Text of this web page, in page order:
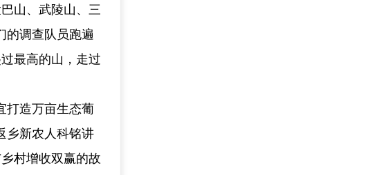
山、武陵山、三
的调查队员跑遍
最高的山，走过
打造万亩生态葡
乡新农人科铭讲
村增收双赢的故